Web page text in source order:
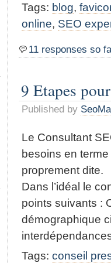
Tags: blog,
online, SEO
11 responses so
9 Etapes
Published by
Le Consultant
besoins en
proprement dite.
Dans l’idéal le
points suivants :
démographique
Tags: conseil